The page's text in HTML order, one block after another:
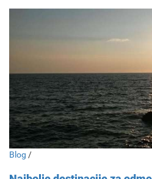
Blog /